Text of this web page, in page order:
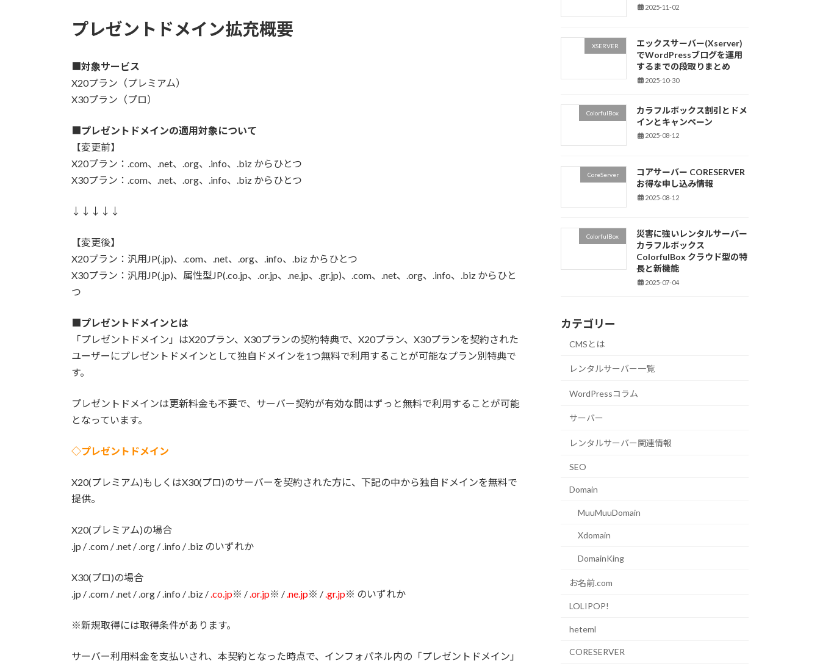
プレゼントドメイン拡充概要
対象サービス
X20プラン（プレミアム）
X30プラン（プロ）
プレゼントドメインの適用対象について
【変更前】
X20プラン：.com、.net、.org、.info、.biz からひとつ
X30プラン：.com、.net、.org、.info、.biz からひとつ
↓↓↓↓↓
【変更後】
X20プラン：汎用JP(.jp)、.com、.net、.org、.info、.biz からひとつ
X30プラン：汎用JP(.jp)、属性型JP(.co.jp、.or.jp、.ne.jp、.gr.jp)、.com、.net、.org、.info、.biz からひと
つ
プレゼントドメインとは
「プレゼントドメイン」はX20プラン、X30プランの契約特典で、X20プラン、X30プランを契約された
ユーザーにプレゼントドメインとして独自ドメインを1つ無料で利用することが可能なプラン別特典で
す。
プレゼントドメインは更新料金も不要で、サーバー契約が有効な間はずっと無料で利用することが可能
となっています。
◇プレゼントドメイン
X20(プレミアム)もしくはX30(プロ)のサーバーを契約された方に、下記の中から独自ドメインを無料で
提供。
X20(プレミアム)の場合
.jp / .com / .net / .org / .info / .biz のいずれか
X30(プロ)の場合
.jp / .com / .net / .org / .info / .biz /.co.jp※ /.or.jp※ /.ne.jp※ /.gr.jp※ のいずれか
※新規取得には取得条件があります。
サーバー利用料金を支払いされ、本契約となった時点で、インフォパネル内の「プレゼントドメイン」
2025-11-02
XSERVER
エックスサーバー(Xserver)
でWordPressブログを運用
するまでの段取りまとめ
2025-10-30
ColorfulBox
カラフルボックス割引とドメ
インとキャンペーン
2025-08-12
CoreServer
コアサーバー CORESERVER
お得な申し込み情報
2025-08-12
ColorfulBox
災害に強いレンタルサーバー
カラフルボックス
ColorfulBox クラウド型の特
長と新機能
2025-07-04
カテゴリー
CMSとは
レンタルサーバー一覧
WordPressコラム
サーバー
レンタルサーバー関連情報
SEO
Domain
MuuMuuDomain
Xdomain
DomainKing
お名前.com
LOLIPOP!
heteml
CORESERVER